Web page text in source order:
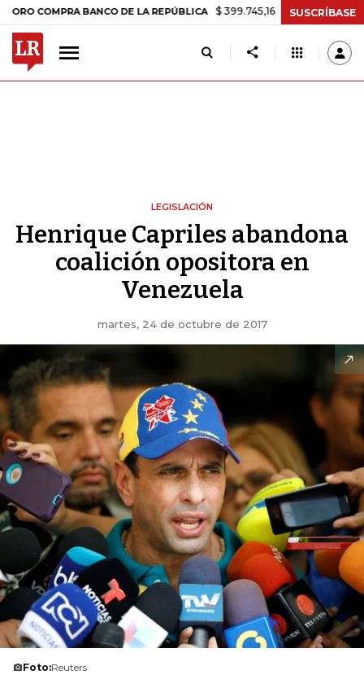
BANCO DE LA REPÚBLICA $ 399.745,16 +$ 2.295,71 +0,58%
SUSCRÍBASE
LEGISLACIÓN
Henrique Capriles abandona
coalición opositora en
Venezuela
martes, 24 de octubre de 2017
Foto:Reuters